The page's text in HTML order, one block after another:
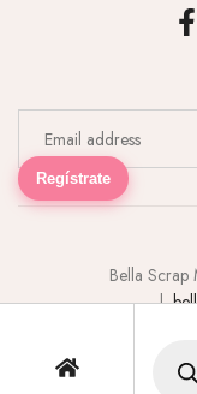
Bella
|
Regístrate